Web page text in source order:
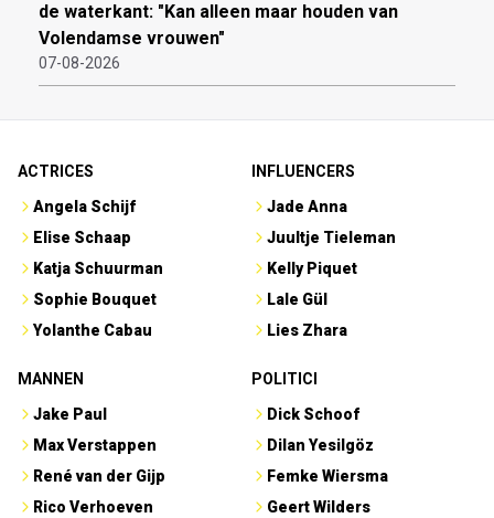
de waterkant: "Kan alleen maar houden van
Volendamse vrouwen"
07-08-2026
ACTRICES
Angela Schijf
Elise Schaap
Katja Schuurman
Sophie Bouquet
Yolanthe Cabau
INFLUENCERS
Jade Anna
Juultje Tieleman
Kelly Piquet
Lale Gül
Lies Zhara
MANNEN
Jake Paul
Max Verstappen
René van der Gijp
Rico Verhoeven
POLITICI
Dick Schoof
Dilan Yesilgöz
Femke Wiersma
Geert Wilders